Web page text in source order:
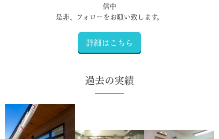
信中
是非、フォローをお願い致します。
詳細はこちら
過去の実績